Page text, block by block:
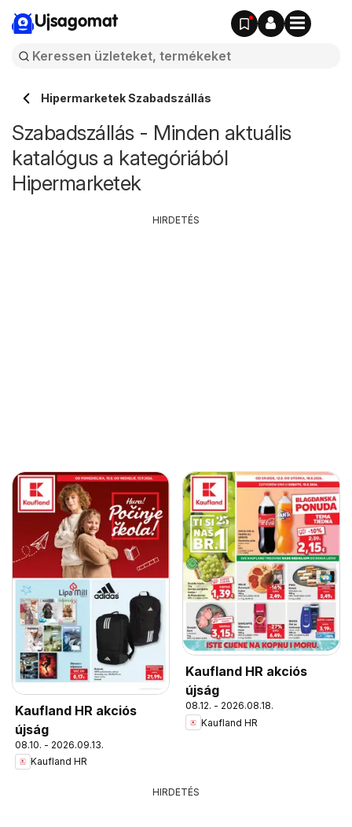
Ujsagomat
Hipermarketek Szabadszállás
Szabadszállás - Minden aktuális
katalógus a kategóriából
Hipermarketek
Kaufland HR akciós
újság
08.10. - 2026.09.13.
Kaufland HR
Kaufland HR akciós
újság
08.12. - 2026.08.18.
Kaufland HR
HIRDETÉS
HIRDETÉS